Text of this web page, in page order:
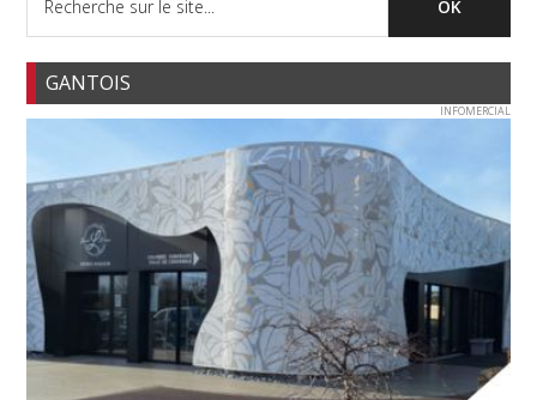
GANTOIS
INFOMERCIAL